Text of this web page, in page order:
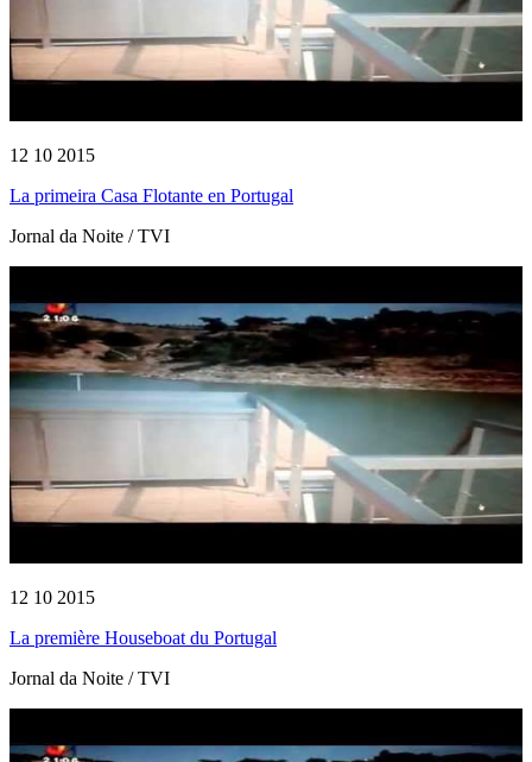
12 10 2015
La primeira Casa Flotante en Portugal
Jornal da Noite / TVI
12 10 2015
La première Houseboat du Portugal
Jornal da Noite / TVI